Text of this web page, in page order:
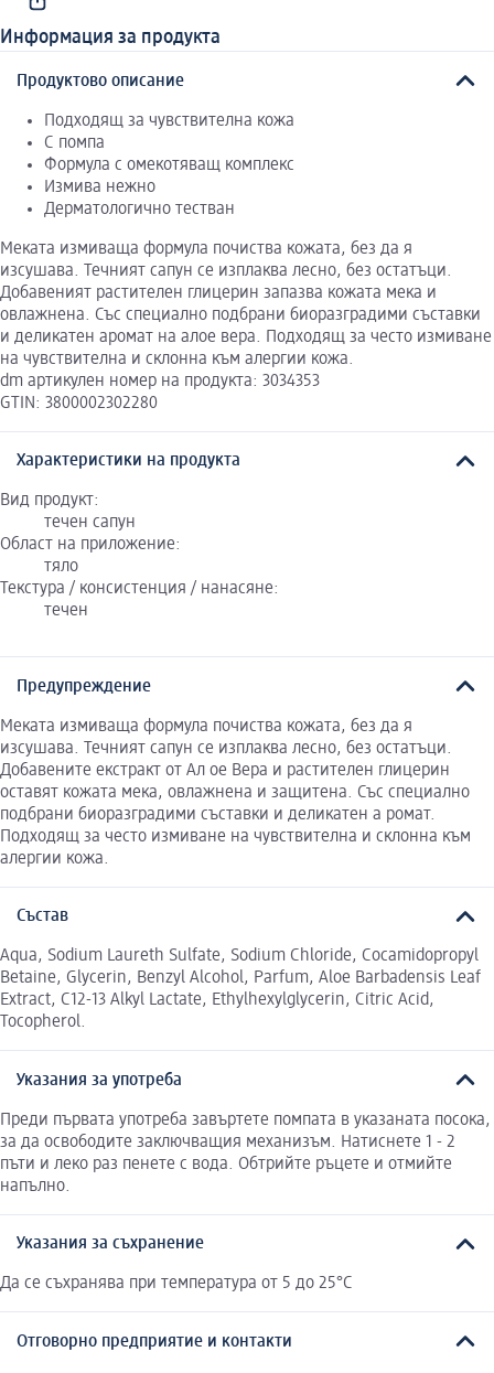
Информация за продукта
Продуктово описание
Подходящ за чувствителна кожа
С помпа
Формула с омекотяващ комплекс
Измива нежно
Дерматологично тестван
Меката измиваща формула почиства кожата, без да я
изсушава. Течният сапун се изплаква лесно, без остатъци.
Добавеният растителен глицерин запазва кожата мека и
овлажнена. Със специално подбрани биоразградими съставки
и деликатен аромaт на алое вера. Подходящ за често измиване
на чувствителна и склонна към алергии кожа.
dm артикулен номер на продукта: 3034353
GTIN: 3800002302280
Характеристики на продукта
Вид продукт:
течен сапун
Област на приложение:
тяло
Текстура / консистенция / нанасяне:
течен
Предупреждение
Меката измиваща формула почиства кожата, без да я
изсушава. Течният сапун се изплаква лесно, без остатъци.
Добавените екстракт от Ал ое Вера и растителен глицерин
оставят кожата мека, овлажнена и защитена. Със специално
подбрани биоразградими съставки и деликатен а ромат.
Подходящ за често измиване на чувствителна и склонна към
алергии кожа.
Състав
Aqua, Sodium Laureth Sulfate, Sodium Chloride, Cocamidopropyl
Betaine, Glycerin, Benzyl Alcohol, Parfum, Aloe Barbadensis Leaf
Extract, C12-13 Alkyl Lactate, Ethylhexylglycerin, Citric Acid,
Tocopherol.
Указания за употреба
Преди първата употреба завъртете помпата в указаната посока,
за да освободите заключващия механизъм. Натиснете 1 - 2
пъти и леко раз пенете с вода. Обтрийте ръцете и отмийте
напълно.
Указания за съхранение
Да се съхранява при температура от 5 до 25°C
Отговорно предприятие и контакти